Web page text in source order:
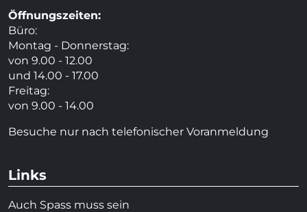
Öffnungszeiten:
Büro:
Montag - Donnerstag:
von 9.00 - 12.00
und 14.00 - 17.00
Freitag:
von 9.00 - 14.00
Besuche nur nach telefonischer Voranmeldung
Links
Auch Spass muss sein